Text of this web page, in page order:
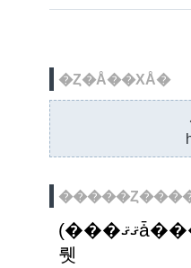
�Ȥ�Å��ХÅ�
(���ޤޤǡ������ǥ����Ȥ������Ȥ��ʤ��Ȥ��ϡ������Ȥ�ɽ���������ˤ��Υ֥����Υ����ʡ��ξ�ǧ��ɬ�פˤʤ
뤳